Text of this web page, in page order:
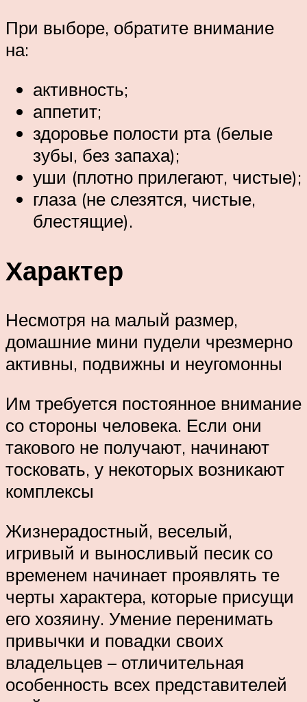
При выборе, обратите внимание
на:
активность;
аппетит;
здоровье полости рта (белые
зубы, без запаха);
уши (плотно прилегают, чистые);
глаза (не слезятся, чистые,
блестящие).
Характер
Несмотря на малый размер,
домашние мини пудели чрезмерно
активны, подвижны и неугомонны
Им требуется постоянное внимание
со стороны человека. Если они
такового не получают, начинают
тосковать, у некоторых возникают
комплексы
Жизнерадостный, веселый,
игривый и выносливый песик со
временем начинает проявлять те
черты характера, которые присущи
его хозяину. Умение перенимать
привычки и повадки своих
владельцев – отличительная
особенность всех представителей